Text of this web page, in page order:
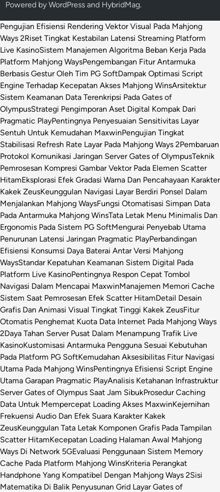
Powered byWordPress and HybridMag.
Pengujian Efisiensi Rendering Vektor Visual Pada Mahjong
Ways 2Riset Tingkat Kestabilan Latensi Streaming Platform
Live KasinoSistem Manajemen Algoritma Beban Kerja Pada
Platform Mahjong WaysPengembangan Fitur Antarmuka
Berbasis Gestur Oleh Tim PG SoftDampak Optimasi Script
Engine Terhadap Kecepatan Akses Mahjong WinsArsitektur
Sistem Keamanan Data Terenkripsi Pada Gates of
OlympusStrategi Pengimporan Aset Digital Kompak Dari
Pragmatic PlayPentingnya Penyesuaian Sensitivitas Layar
Sentuh Untuk Kemudahan MaxwinPengujian Tingkat
Stabilisasi Refresh Rate Layar Pada Mahjong Ways 2Pembaruan
Protokol Komunikasi Jaringan Server Gates of OlympusTeknik
Pemrosesan Kompresi Gambar Vektor Pada Elemen Scatter
HitamEksplorasi Efek Gradasi Warna Dan Pencahayaan Karakter
Kakek ZeusKeunggulan Navigasi Layar Berdiri Ponsel Dalam
Menjalankan Mahjong WaysFungsi Otomatisasi Simpan Data
Pada Antarmuka Mahjong WinsTata Letak Menu Minimalis Dan
Ergonomis Pada Sistem PG SoftMengurai Penyebab Utama
Penurunan Latensi Jaringan Pragmatic PlayPerbandingan
Efisiensi Konsumsi Daya Baterai Antar Versi Mahjong
WaysStandar Kepatuhan Keamanan Sistem Digital Pada
Platform Live KasinoPentingnya Respon Cepat Tombol
Navigasi Dalam Mencapai MaxwinManajemen Memori Cache
Sistem Saat Pemrosesan Efek Scatter HitamDetail Desain
Grafis Dan Animasi Visual Tingkat Tinggi Kakek ZeusFitur
Otomatis Penghemat Kuota Data Internet Pada Mahjong Ways
2Daya Tahan Server Pusat Dalam Menampung Trafik Live
KasinoKustomisasi Antarmuka Pengguna Sesuai Kebutuhan
Pada Platform PG SoftKemudahan Aksesibilitas Fitur Navigasi
Utama Pada Mahjong WinsPentingnya Efisiensi Script Engine
Utama Garapan Pragmatic PlayAnalisis Ketahanan Infrastruktur
Server Gates of Olympus Saat Jam SibukProsedur Caching
Data Untuk Mempercepat Loading Akses MaxwinKejernihan
Frekuensi Audio Dan Efek Suara Karakter Kakek
ZeusKeunggulan Tata Letak Komponen Grafis Pada Tampilan
Scatter HitamKecepatan Loading Halaman Awal Mahjong
Ways Di Network 5GEvaluasi Penggunaan Sistem Memory
Cache Pada Platform Mahjong WinsKriteria Perangkat
Handphone Yang Kompatibel Dengan Mahjong Ways 2Sisi
Matematika Di Balik Penyusunan Grid Layar Gates of